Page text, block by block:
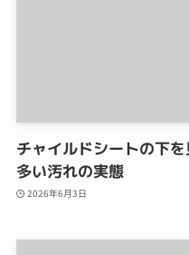
チャイルドシートの下
多い汚れの実態
2026年6月3日